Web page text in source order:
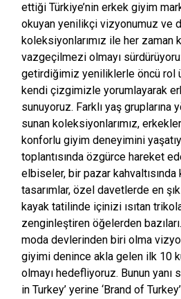
ettiği Türkiye’nin erkek giyim
okuyan yenilikçi vizyonumuz ve
koleksiyonlarımız ile her
vazgeçilmezi olmayı
getirdiğimiz yeniliklerle öncü rol
kendi çizgimizle yorumlayarak
sunuyoruz. Farklı yaş gruplarına
sunan koleksiyonlarımız,
konforlu giyim deneyimini
toplantısında özgürce hareket
elbiseler, bir pazar
tasarımlar, özel davetlerde en
kayak tatilinde içinizi ısıtan
zenginleştiren öğelerden
moda devlerinden biri olma
giyimi denince akla gelen ilk 10
olmayı hedefliyoruz. Bunun yanı
in Turkey’ yerine ‘Brand of